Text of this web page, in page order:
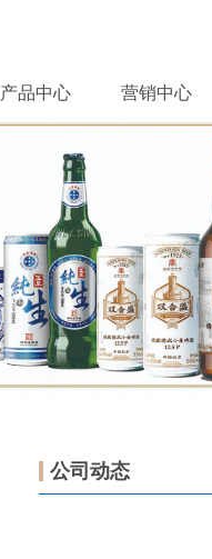
产品中心 营销中心
公司动态